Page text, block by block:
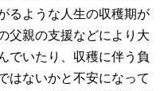
るような人生の収穫期が
父親の支援などにより大
でいたり、収穫に伴う負
はないかと不安になって